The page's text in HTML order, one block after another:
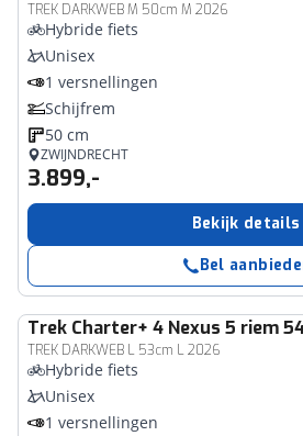
TREK DARKWEB M 50cm M 2026
Hybride fiets
Unisex
1 versnellingen
Schijfrem
50 cm
ZWIJNDRECHT
3.899,-
Bekijk details
Bel
Trek Charter+ 4 Nexus 5 riem
TREK DARKWEB L 53cm L 2026
Hybride fiets
Unisex
1 versnellingen